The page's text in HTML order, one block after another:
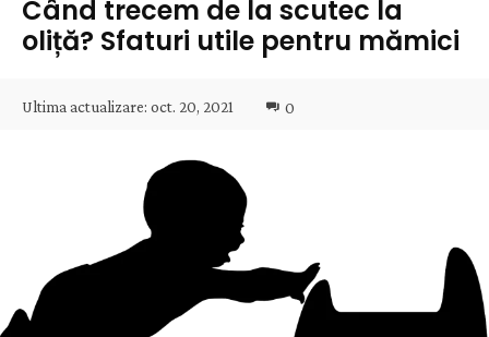
Când trecem de la scutec la
oliță? Sfaturi utile pentru mămici
Ultima actualizare: oct. 20, 2021 0